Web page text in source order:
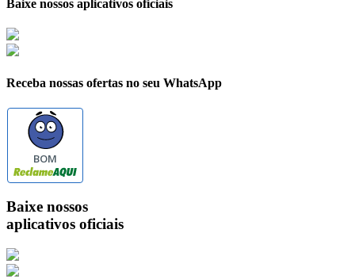
Baixe nossos aplicativos oficiais
Receba nossas ofertas no seu WhatsApp
BOM
Baixe nossos
aplicativos oficiais